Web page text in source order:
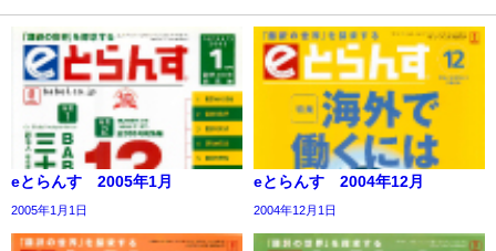
eとらんす 2005年1月
2005年1月1日
eとらんす 2004年12月
2004年12月1日